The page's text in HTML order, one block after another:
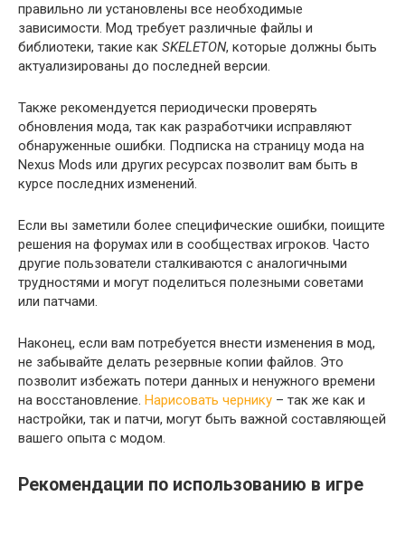
правильно ли установлены все необходимые
зависимости. Мод требует различные файлы и
библиотеки, такие как SKELETON, которые должны быть
актуализированы до последней версии.
Также рекомендуется периодически проверять
обновления мода, так как разработчики исправляют
обнаруженные ошибки. Подписка на страницу мода на
Nexus Mods или других ресурсах позволит вам быть в
курсе последних изменений.
Если вы заметили более специфические ошибки, поищите
решения на форумах или в сообществах игроков. Часто
другие пользователи сталкиваются с аналогичными
трудностями и могут поделиться полезными советами
или патчами.
Наконец, если вам потребуется внести изменения в мод,
не забывайте делать резервные копии файлов. Это
позволит избежать потери данных и ненужного времени
на восстановление. Нарисовать чернику – так же как и
настройки, так и патчи, могут быть важной составляющей
вашего опыта с модом.
Рекомендации по использованию в игре